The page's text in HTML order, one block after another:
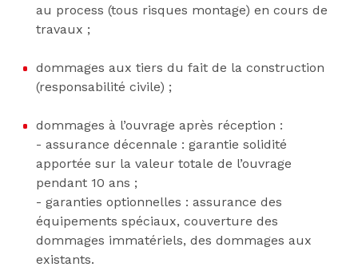
au process (tous risques montage) en cours de
travaux ;
dommages aux tiers du fait de la construction
(responsabilité civile) ;
dommages à l’ouvrage après réception :
- assurance décennale : garantie solidité
apportée sur la valeur totale de l’ouvrage
pendant 10 ans ;
- garanties optionnelles : assurance des
équipements spéciaux, couverture des
dommages immatériels, des dommages aux
existants.